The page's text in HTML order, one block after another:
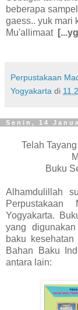
beberapa
gaess.. yuk mari
Mu'allimaat
Perpustakaan
Yogyakarta di
Senin, 14
Telah
Buku
Alhamdulillah
Perpustakaan
Yogyakarta.
yang
baku
Bahan Baku
antara lain: